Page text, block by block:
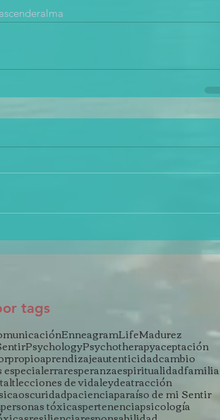
alma
tags
EnneagramLifeMadurez
PsychologyPsychotherapyaceptación
aprendizajeautenticidadcambio
especialerraresperanzaespiritualidadfamilia
lecciones de vidaleydeatracción
oscuridadpacienciaparaíso de mi Sentir
personas tóxicaspertenenciapsicología